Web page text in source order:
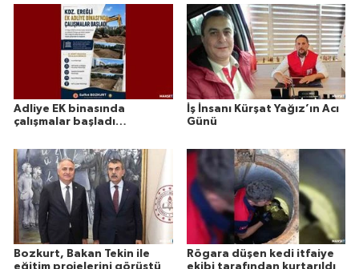
Adliye EK binasında
çalışmalar başladı…
İş İnsanı Kürşat Yağız’ın Acı
Günü
Bozkurt, Bakan Tekin ile
eğitim projelerini görüştü
Rögara düşen kedi itfaiye
ekibi tarafından kurtarıldı